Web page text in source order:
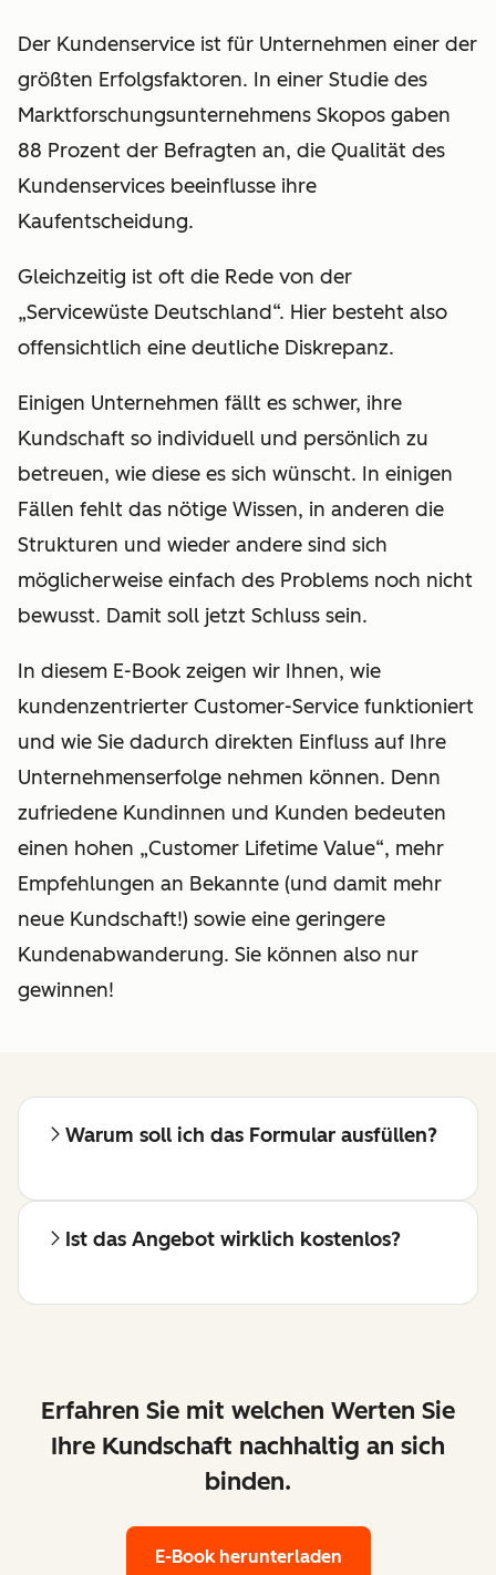
Der Kundenservice ist für Unternehmen einer der
größten Erfolgsfaktoren. In einer Studie des
Marktforschungsunternehmens Skopos gaben
88 Prozent der Befragten an, die Qualität des
Kundenservices beeinflusse ihre
Kaufentscheidung.
Gleichzeitig ist oft die Rede von der
„Servicewüste Deutschland“. Hier besteht also
offensichtlich eine deutliche Diskrepanz.
Einigen Unternehmen fällt es schwer, ihre
Kundschaft so individuell und persönlich zu
betreuen, wie diese es sich wünscht. In einigen
Fällen fehlt das nötige Wissen, in anderen die
Strukturen und wieder andere sind sich
möglicherweise einfach des Problems noch nicht
bewusst. Damit soll jetzt Schluss sein.
In diesem E-Book zeigen wir Ihnen, wie
kundenzentrierter Customer-Service funktioniert
und wie Sie dadurch direkten Einfluss auf Ihre
Unternehmenserfolge nehmen können. Denn
zufriedene Kundinnen und Kunden bedeuten
einen hohen „Customer Lifetime Value“, mehr
Empfehlungen an Bekannte (und damit mehr
neue Kundschaft!) sowie eine geringere
Kundenabwanderung. Sie können also nur
gewinnen!
Warum soll ich das Formular ausfüllen?
Ist das Angebot wirklich kostenlos?
Erfahren Sie mit welchen Werten Sie
Ihre Kundschaft nachhaltig an sich
binden.
E-Book herunterladen